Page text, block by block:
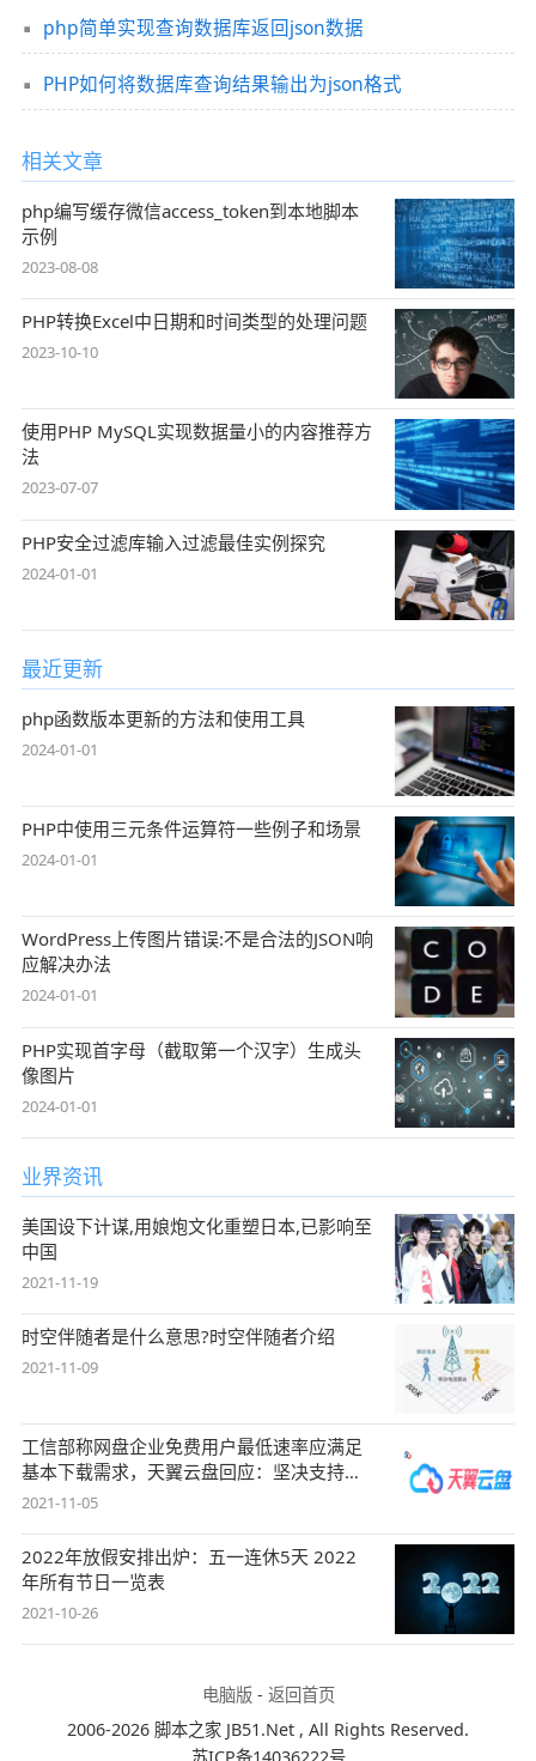
php简单实现查询数据库返回json数据
PHP如何将数据库查询结果输出为json格式
相关文章
php编写缓存微信access_token到本地脚本
示例
2023-08-08
PHP转换Excel中日期和时间类型的处理问题
2023-10-10
使用PHP MySQL实现数据量小的内容推荐方
法
2023-07-07
PHP安全过滤库输入过滤最佳实例探究
2024-01-01
最近更新
php函数版本更新的方法和使用工具
2024-01-01
PHP中使用三元条件运算符一些例子和场景
2024-01-01
WordPress上传图片错误:不是合法的JSON响
应解决办法
2024-01-01
PHP实现首字母（截取第一个汉字）生成头
像图片
2024-01-01
业界资讯
美国设下计谋,用娘炮文化重塑日本,已影响至
中国
2021-11-19
时空伴随者是什么意思?时空伴随者介绍
2021-11-09
工信部称网盘企业免费用户最低速率应满足
基本下载需求，天翼云盘回应：坚决支持，
始终
2021-11-05
2022年放假安排出炉：五一连休5天 2022
年所有节日一览表
2021-10-26
电脑版- 返回首页
2006-2026 脚本之家 JB51.Net , All Rights Reserved.
苏ICP备14036222号